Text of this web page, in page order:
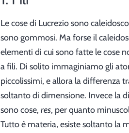
Le cose di Lucrezio sono
sono gommosi. Ma forse il
elementi di cui sono fatte le cose
a fili. Di solito immaginiamo gli
piccolissimi, e allora la differenza
soltanto di dimensione. Invece la
sono cose, res, per quanto
Tutto è materia, esiste soltanto la